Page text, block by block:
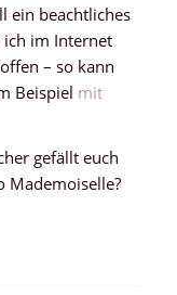
ein beachtliches
im Internet
– so kann
Beispiel mit
gefällt euch
Mademoiselle?